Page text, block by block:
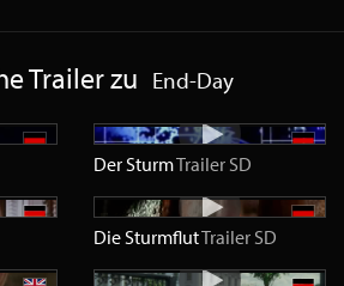
Trailer zu End-Day
Der SturmTrailer SD
Die SturmflutTrailer SD